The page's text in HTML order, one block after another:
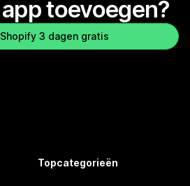
toevoegen?
3 dagen gratis
Topcategorieën